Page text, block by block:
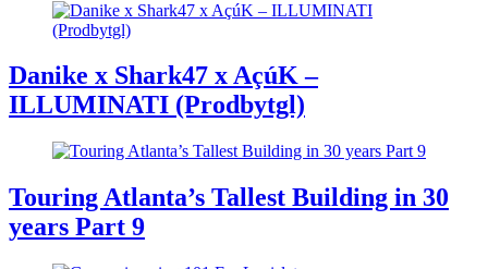
Danike x Shark47 x AçúK –
ILLUMINATI (Prodbytgl)
Touring Atlanta’s Tallest Building in 30
years Part 9